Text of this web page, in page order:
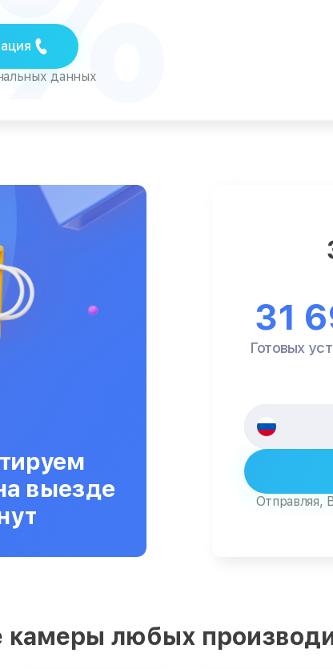
данных
выезде
31
Готовых
Отправляя,
любых